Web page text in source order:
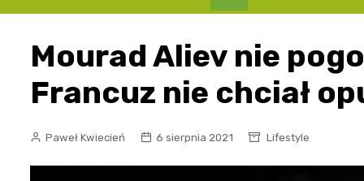
Składy i
Reprezentacje
Mourad Aliev nie
Francuz nie chciał
Paweł Kwiecień 6 sierpnia 2021 Lifestyle